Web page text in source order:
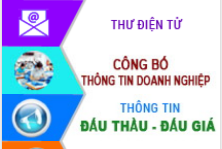
Đánh giá, rút kinh nghiệm công tác tổ
chức diễn tập trước ngày bầu cử
Chương trình “Gặp gỡ hữu nghị –
Friendship Meeting New Year 2026”
Bầu cử Quốc hội và HĐND: Cử tri Đắk
Lắk gửi gắm niềm tin, kỳ vọng vào lá
phiếu
Đắk Lắk sẵn sàng các điều kiện cho
Ngày hội bầu cử đại biểu Quốc hội
khóa XVI và HĐND các cấp nhiệm kỳ
2026-2031
Đảm bảo cuộc bầu cử đại biểu Quốc
hội và đại biểu HĐND các cấp diễn ra
an toàn, hiệu quả, đúng quy định